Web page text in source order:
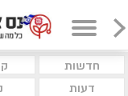
חדשות
דעות